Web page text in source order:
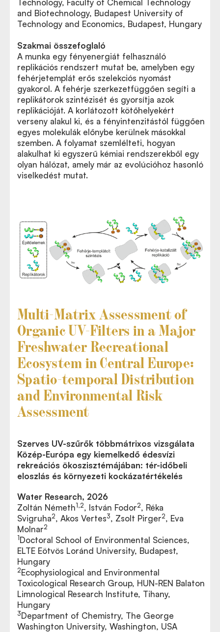
Technology, Faculty of Chemical Technology
and Biotechnology, Budapest University of
Technology and Economics, Budapest, Hungary
Szakmai összefoglaló
A munka egy fényenergiát felhasználó
replikációs rendszert mutat be, amelyben egy
fehérjetemplát erős szelekciós nyomást
gyakorol. A fehérje szerkezetfüggően segíti a
replikátorok szintézisét és gyorsítja azok
replikációját. A korlátozott kötőhelyekért
verseny alakul ki, és a fényintenzitástól függően
egyes molekulák előnybe kerülnek másokkal
szemben. A folyamat szemlélteti, hogyan
alakulhat ki egyszerű kémiai rendszerekből egy
olyan hálózat, amely már az evolúcióhoz hasonló
viselkedést mutat.
Multi-Matrix Assessment of
Organic UV-Filters in a Major
Freshwater Recreational
Ecosystem in Central Europe:
Spatio-temporal Distribution
and Environmental Risk
Assessment
Szerves UV-szűrők többmátrixos vizsgálata
Közép-Európa egy kiemelkedő édesvízi
rekreációs ökoszisztémájában: tér-időbeli
eloszlás és környezeti kockázatértékelés
Water Research, 2026
Zoltán Németh1,2, István Fodor2, Réka
Svigruha2, Akos Vertes3, Zsolt Pirger2, Eva
Molnar2
1Doctoral School of Environmental Sciences,
ELTE Eötvös Loránd University, Budapest,
Hungary
2Ecophysiological and Environmental
Toxicological Research Group, HUN-REN Balaton
Limnological Research Institute, Tihany,
Hungary
3Department of Chemistry, The George
Washington University, Washington, USA